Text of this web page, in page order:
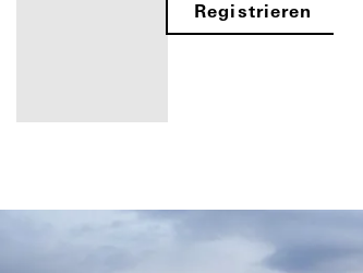
angemeldeter
Verarbeiter
Registrieren